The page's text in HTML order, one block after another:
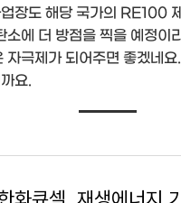
장도 해당 국가의 RE100
에 더 방점을 찍을 예정이
극제가 되어주면 좋겠네
요.